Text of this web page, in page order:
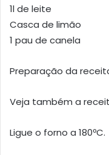
1l de leite
Casca de limão
1 pau de canela
Preparação da
Veja também a
Ligue o forno a 180ºC.